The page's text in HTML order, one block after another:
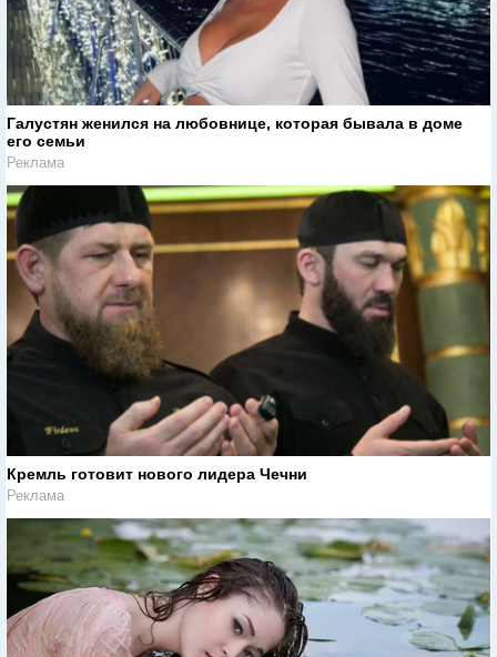
Галустян женился на любовнице, которая бывала в доме
его семьи
Реклама
Кремль готовит нового лидера Чечни
Реклама